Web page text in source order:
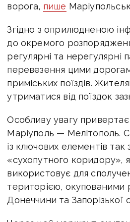
ворога, пише
Згідно з оприлюдненою
до окремого
регулярні та нерегулярні
перевезення цими
приміських поїздів.
утриматися від поїздок
Особливу увагу привертає
Маріуполь — Мелітополь.
із ключових елементів так
«сухопутного коридору»,
використовує для
територією, окупованими
Донеччини та Запорізької